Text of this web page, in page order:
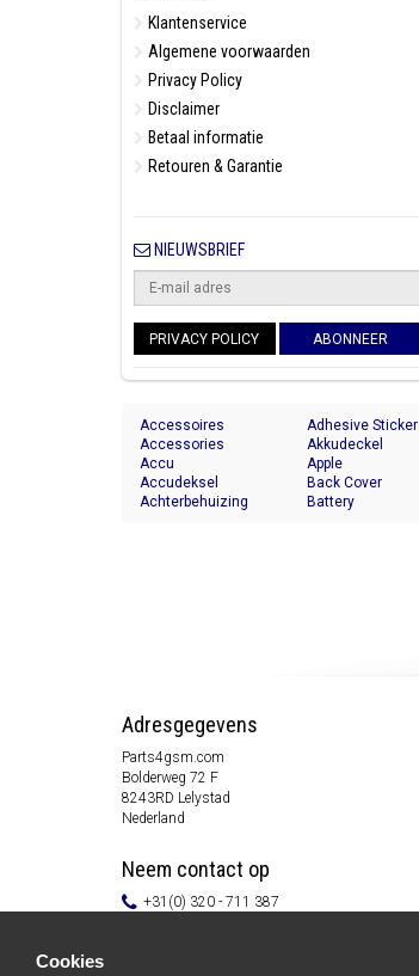
Klantenservice
Algemene voorwaarden
Privacy Policy
Disclaimer
Betaal informatie
Retouren & Garantie
NIEUWSBRIEF
PRIVACY POLICY ABONNEER
Accessoires
Accessories
Accu
Accudeksel
Achterbehuizing
Adhesive Sticker
Akkudeckel
Apple
Back Cover
Battery
Adresgegevens
Parts4gsm.com
Bolderweg 72 F
8243RD Lelystad
Nederland
Neem contact op
+31(0) 320 - 711 387
Cookies